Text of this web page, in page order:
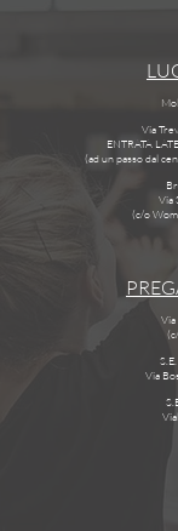
Via
ENTRATA
(ad un passo dal
Via
(c/o
Via